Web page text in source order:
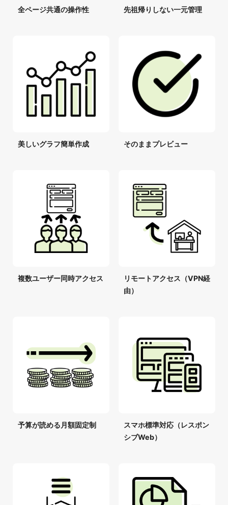
全ページ共通の操作性 先祖帰りしない一元管理
美しいグラフ簡単作成 そのままプレビュー
複数ユーザー同時アクセス
リモートアクセス（VPN経
由）
予算が読める月額固定制
スマホ標準対応（レスポン
シブWeb）